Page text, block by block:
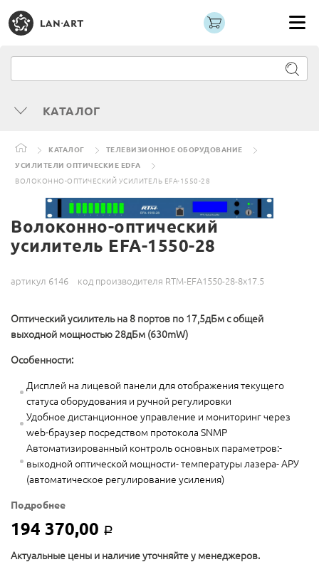
КАТАЛОГ
КАТАЛОГ
ТЕЛЕВИЗИОННОЕ ОБОРУДОВАНИЕ
УСИЛИТЕЛИ ОПТИЧЕСКИЕ EDFA
ВОЛОКОННО-ОПТИЧЕСКИЙ УСИЛИТЕЛЬ EFA-1550-28
Волоконно-оптический
усилитель EFA-1550-28
артикул 6146 код производителя RTM-EFA1550-28-8x17.5
Оптический усилитель на 8 портов по 17,5дБм с общей
выходной мощностью 28дБм (630mW)
Особенности:
Дисплей на лицевой панели для отображения текущего
статуса оборудования и ручной регулировки
Удобное дистанционное управление и мониторинг через
web-браузер посредством протокола SNMP
Автоматизированный контроль основных параметров:-
выходной оптической мощности- температуры лазера- АРУ
(автоматическое регулирование усиления)
Подробнее
194 370,00 Р
Актуальные цены и наличие уточняйте у менеджеров.